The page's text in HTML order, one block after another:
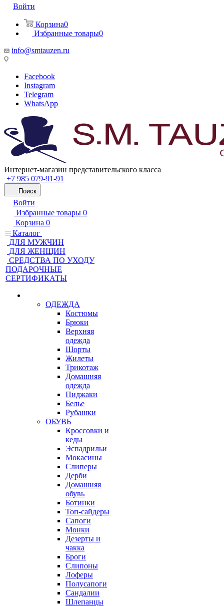
Войти
Корзина0
Избранные товары0
info@smtauzen.ru
Facebook
Instagram
Telegram
WhatsApp
Интернет-магазин представительского класса
+7 985 079-91-91
Поиск
Войти
Избранные товары 0
Корзина 0
Каталог
ДЛЯ МУЖЧИН
ДЛЯ ЖЕНЩИН
CРЕДСТВА ПО УХОДУ
ПОДАРОЧНЫЕ
СЕРТИФИКАТЫ
ОДЕЖДА
Костюмы
Брюки
Верхняя
одежда
Шорты
Жилеты
Трикотаж
Домашняя
одежда
Пиджаки
Белье
Рубашки
ОБУВЬ
Кроссовки и
кеды
Эспадрильи
Мокасины
Слиперы
Дерби
Домашняя
обувь
Ботинки
Топ-сайдеры
Сапоги
Монки
Дезерты и
чакка
Броги
Слипоны
Лоферы
Полусапоги
Сандалии
Шлепанцы